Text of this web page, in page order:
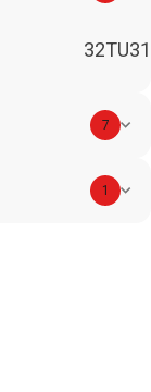
32TU31
7
1